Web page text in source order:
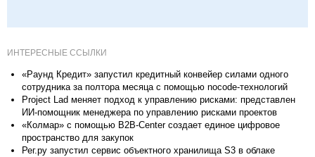
ИНТЕРЕСНЫЕ ССЫЛКИ
«Раунд Кредит» запустил кредитный конвейер силами одного
сотрудника за полтора месяца с помощью nocode-технологий
Project Lad меняет подход к управлению рисками: представлен
ИИ-помощник менеджера по управлению рисками проектов
«Колмар» с помощью B2B-Center создает единое цифровое
пространство для закупок
Рег.ру запустил сервис объектного хранилища S3 в облаке